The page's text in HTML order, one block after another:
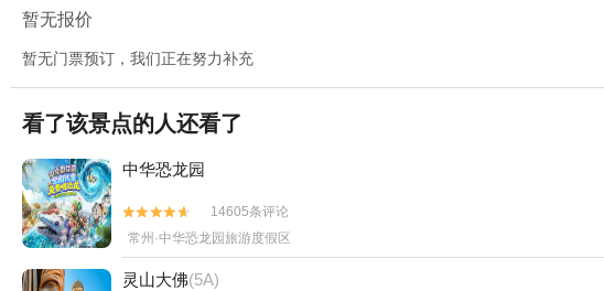
暂无报价
暂无门票预订，我们正在努力补充
看了该景点的人还看了
中华恐龙园


14605条评论
常州·中华恐龙园旅游度假区
灵山大佛(5A)